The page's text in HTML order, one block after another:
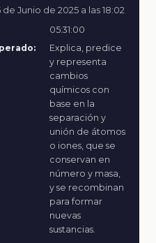
de Junio de 2025 a las 18:02
05:31:00
Explica, predice
y representa
cambios
químicos con
base en la
separación y
unión de átomos
o iones, que se
conservan en
número y masa,
y se recombinan
para formar
nuevas
sustancias.